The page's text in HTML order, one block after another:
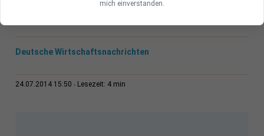
Deutsche Wirtschaftsnachrichten
24.07.2014 15:50 Lesezeit: 4 min
mich einverstanden.